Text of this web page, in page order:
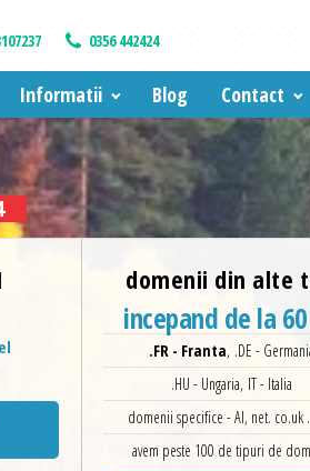
0356 442424
Informatii Blog Contact
domenii din alte
incepand de la
.FR - Franta, .DE -
.HU - Ungaria, IT - Italia
domenii specifice - AI, net. co.uk
avem peste 100 de tipuri de